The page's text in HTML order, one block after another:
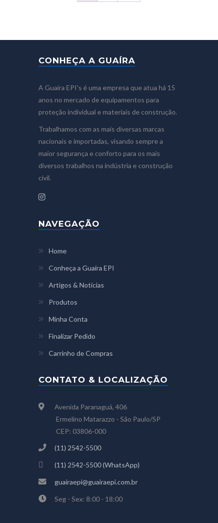
CONHEÇA A GUAÍRA
A Guaíra EPI's é uma empresa que atua há 15
anos no mercado de equipamentos para
proteção individual e materiais de construção.
Trabalhamos com as mais diversas marcas
nacionais e importadas, visando sempre a
maior segurança e conforto para os mais
diversos trabalhos na indústria e construção
civil.
NAVEGAÇÃO
Home
Conheça a Guaíra EPI
Artigos & Notícias
Produtos
Minha Conta
Finalizar Pedido
Carrinho de Compras
CONTATO & LOCALIZAÇÃO
Avenida Paranaguá, 406
Ermelino Matarazzo - São Paulo/SP
CEP: 03806-000
(11) 2542-5500
(11) 2542-5500 (WhatsApp)
guairaepi@guairaepi.com.br
Seg - Sex: 8:00 - 18:00